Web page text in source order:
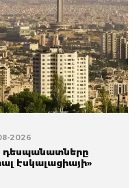
2026
դեսպանատները
էսկալացիայի»